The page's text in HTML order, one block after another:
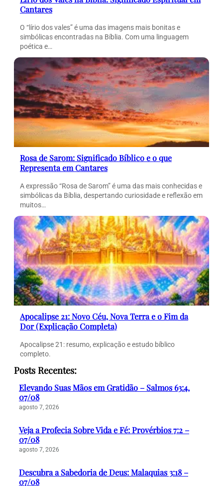
Cantares
O “lírio dos vales” é uma das imagens mais bonitas e
simbólicas encontradas na Bíblia. Com uma linguagem
poética e…
Rosa de Sarom: Significado Bíblico e o que
Representa em Cantares
A expressão “Rosa de Sarom” é uma das mais conhecidas e
simbólicas da Bíblia, despertando curiosidade e reflexão em
muitos…
Apocalipse 21: Novo Céu, Nova Terra e o Fim da
Dor (Explicação Completa)
Apocalipse 21: resumo, explicação e estudo bíblico
completo.
Posts Recentes:
Elevando Suas Mãos em Gratidão – Salmos 63:4,
07/08
agosto 7, 2026
Veja a Profecia Sobre Vida e Fé: Provérbios 7:2 –
07/08
agosto 7, 2026
Descubra a Sabedoria de Deus: Malaquias 3:18 –
07/08